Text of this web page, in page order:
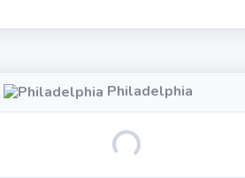
Philadelphia
Loading...